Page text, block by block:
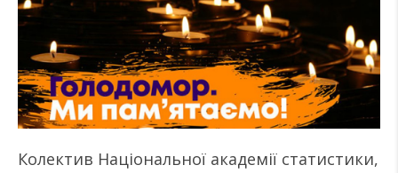
Колектив Національної академії статистики,